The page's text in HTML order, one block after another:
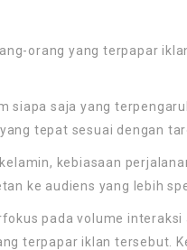
orang yang terpapar
saja yang
tepat sesuai dengan
kebiasaan
ke audiens yang lebih
pada volume
terpapar iklan tersebut.